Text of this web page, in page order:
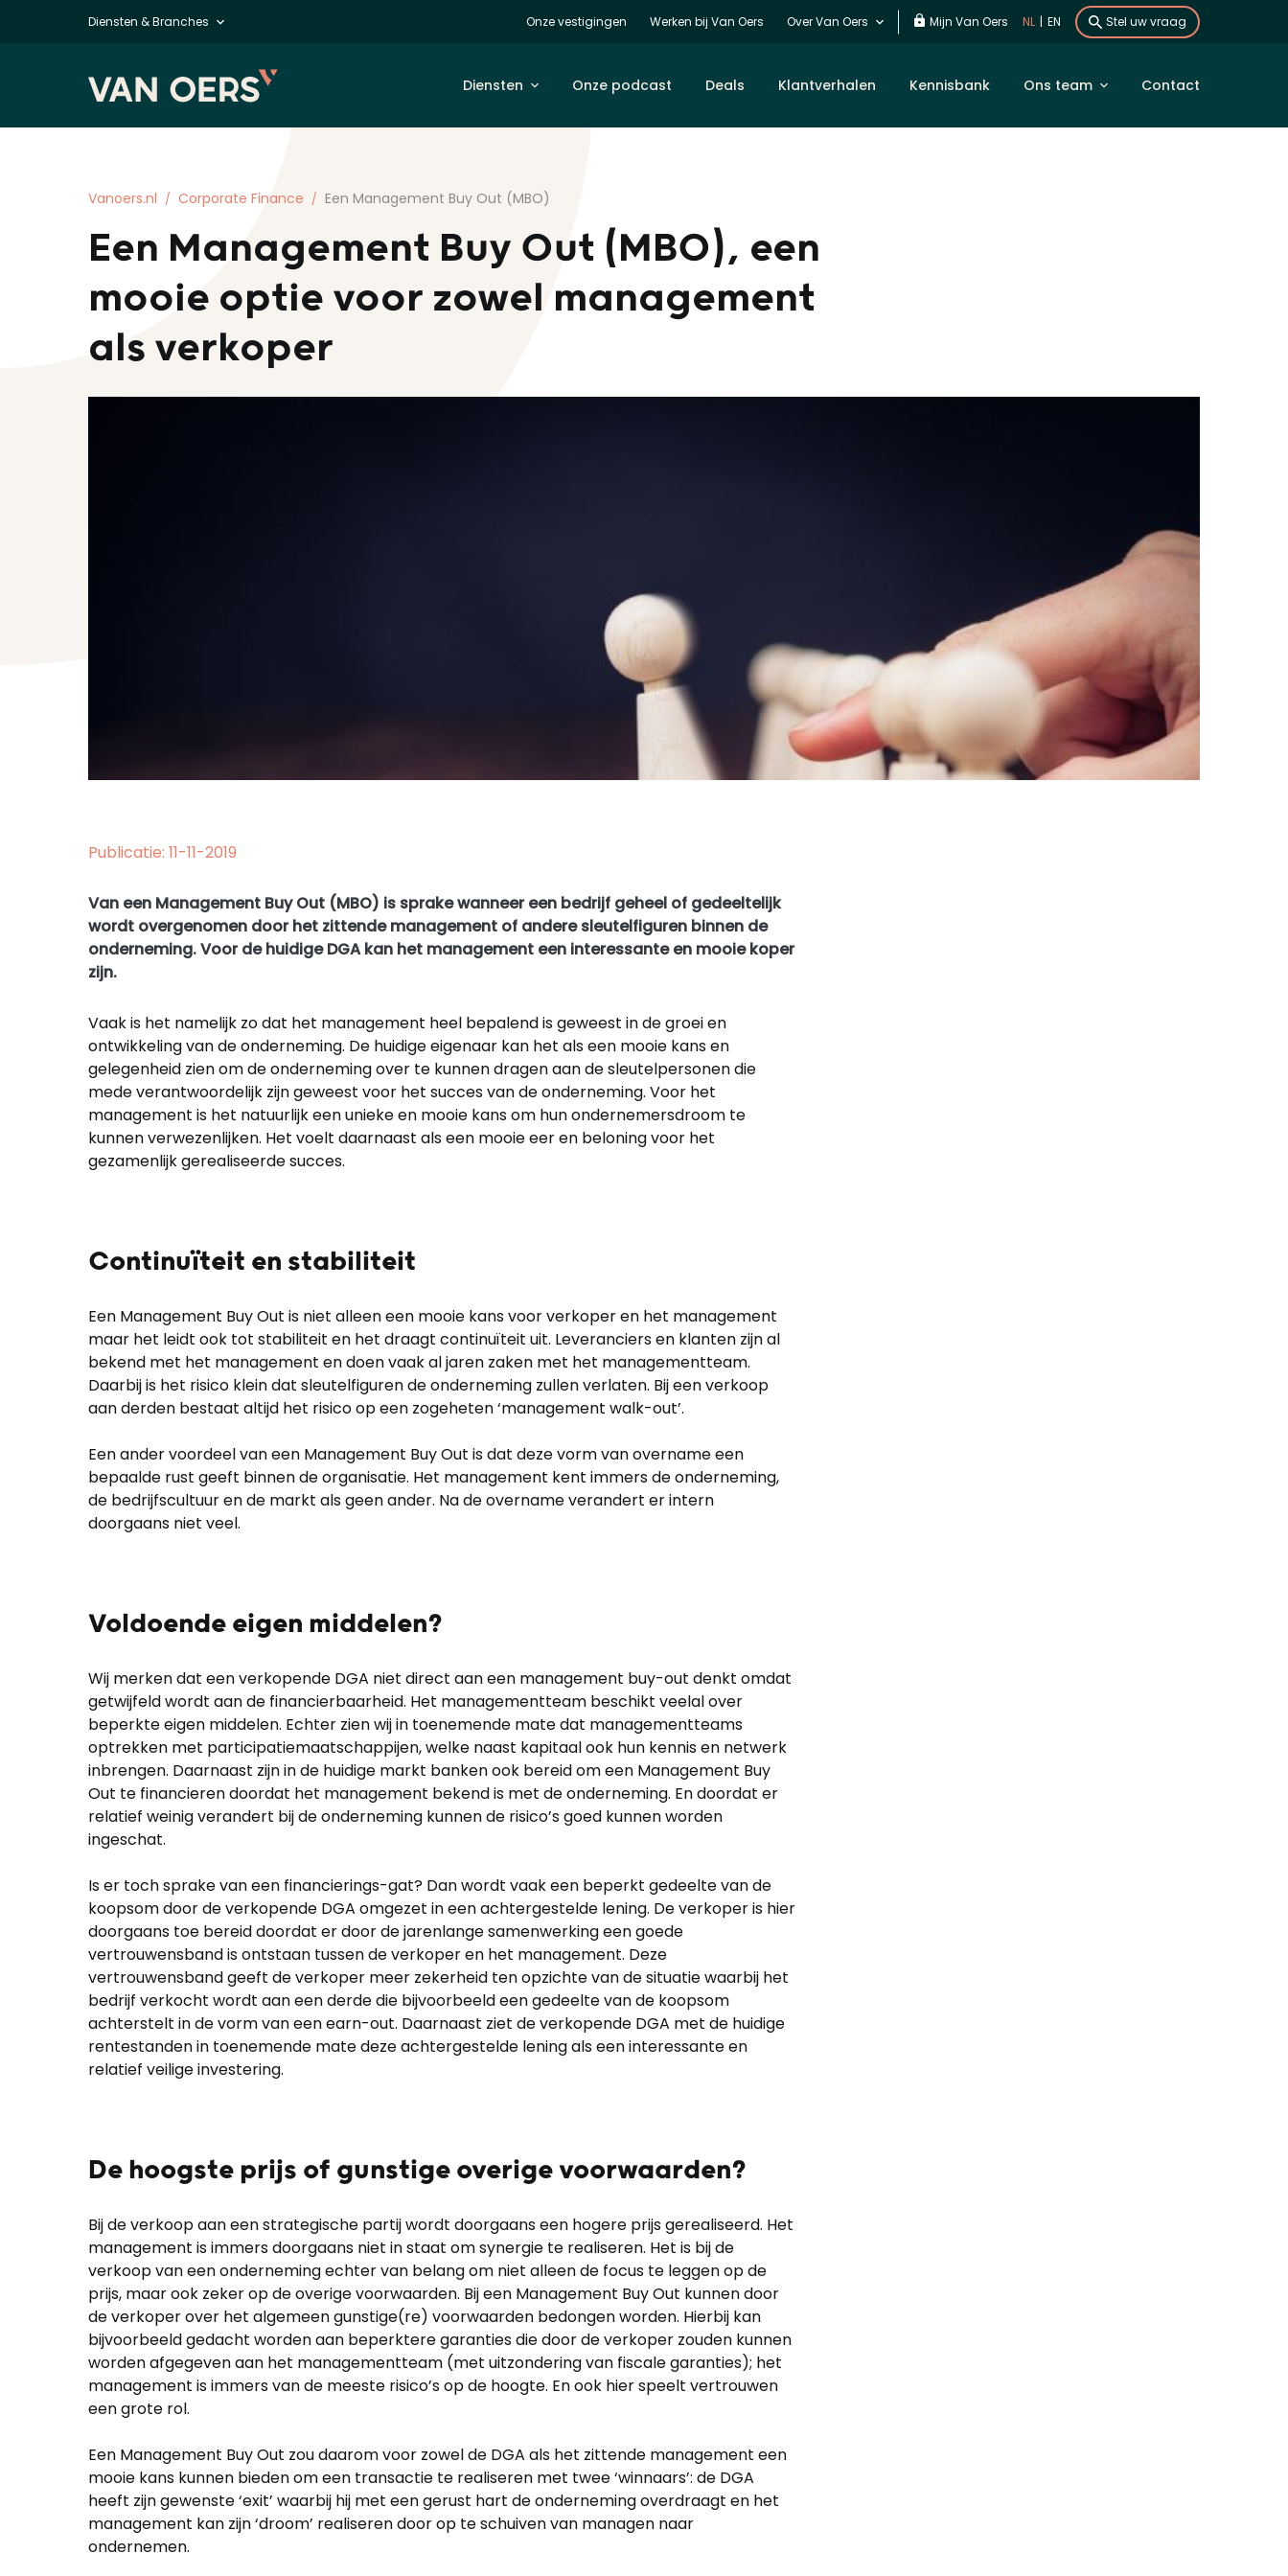
Diensten & Branches Onze vestigingen Werken bij Van Oers Over Van Oers Mijn Van Oers NL | EN Stel uw vraag
Diensten Onze podcast Deals Klantverhalen Kennisbank Ons team Contact
Vanoers.nl Corporate Finance Een Management Buy Out (MBO)
Een Management Buy Out (MBO), een
mooie optie voor zowel management
als verkoper
Publicatie: 11-11-2019
Van een Management Buy Out (MBO) is sprake wanneer een bedrijf geheel of gedeeltelijk
wordt overgenomen door het zittende management of andere sleutelfiguren binnen de
onderneming. Voor de huidige DGA kan het management een interessante en mooie koper
zijn.
Vaak is het namelijk zo dat het management heel bepalend is geweest in de groei en
ontwikkeling van de onderneming. De huidige eigenaar kan het als een mooie kans en
gelegenheid zien om de onderneming over te kunnen dragen aan de sleutelpersonen die
mede verantwoordelijk zijn geweest voor het succes van de onderneming. Voor het
management is het natuurlijk een unieke en mooie kans om hun ondernemersdroom te
kunnen verwezenlijken. Het voelt daarnaast als een mooie eer en beloning voor het
gezamenlijk gerealiseerde succes.
Continuïteit en stabiliteit
Een Management Buy Out is niet alleen een mooie kans voor verkoper en het management
maar het leidt ook tot stabiliteit en het draagt continuïteit uit. Leveranciers en klanten zijn al
bekend met het management en doen vaak al jaren zaken met het managementteam.
Daarbij is het risico klein dat sleutelfiguren de onderneming zullen verlaten. Bij een verkoop
aan derden bestaat altijd het risico op een zogeheten ‘management walk-out’.
Een ander voordeel van een Management Buy Out is dat deze vorm van overname een
bepaalde rust geeft binnen de organisatie. Het management kent immers de onderneming,
de bedrijfscultuur en de markt als geen ander. Na de overname verandert er intern
doorgaans niet veel.
Voldoende eigen middelen?
Wij merken dat een verkopende DGA niet direct aan een management buy-out denkt omdat
getwijfeld wordt aan de financierbaarheid. Het managementteam beschikt veelal over
beperkte eigen middelen. Echter zien wij in toenemende mate dat managementteams
optrekken met participatiemaatschappijen, welke naast kapitaal ook hun kennis en netwerk
inbrengen. Daarnaast zijn in de huidige markt banken ook bereid om een Management Buy
Out te financieren doordat het management bekend is met de onderneming. En doordat er
relatief weinig verandert bij de onderneming kunnen de risico’s goed kunnen worden
ingeschat.
Is er toch sprake van een financierings-gat? Dan wordt vaak een beperkt gedeelte van de
koopsom door de verkopende DGA omgezet in een achtergestelde lening. De verkoper is hier
doorgaans toe bereid doordat er door de jarenlange samenwerking een goede
vertrouwensband is ontstaan tussen de verkoper en het management. Deze
vertrouwensband geeft de verkoper meer zekerheid ten opzichte van de situatie waarbij het
bedrijf verkocht wordt aan een derde die bijvoorbeeld een gedeelte van de koopsom
achterstelt in de vorm van een earn-out. Daarnaast ziet de verkopende DGA met de huidige
rentestanden in toenemende mate deze achtergestelde lening als een interessante en
relatief veilige investering.
De hoogste prijs of gunstige overige voorwaarden?
Bij de verkoop aan een strategische partij wordt doorgaans een hogere prijs gerealiseerd. Het
management is immers doorgaans niet in staat om synergie te realiseren. Het is bij de
verkoop van een onderneming echter van belang om niet alleen de focus te leggen op de
prijs, maar ook zeker op de overige voorwaarden. Bij een Management Buy Out kunnen door
de verkoper over het algemeen gunstige(re) voorwaarden bedongen worden. Hierbij kan
bijvoorbeeld gedacht worden aan beperktere garanties die door de verkoper zouden kunnen
worden afgegeven aan het managementteam (met uitzondering van fiscale garanties); het
management is immers van de meeste risico’s op de hoogte. En ook hier speelt vertrouwen
een grote rol.
Een Management Buy Out zou daarom voor zowel de DGA als het zittende management een
mooie kans kunnen bieden om een transactie te realiseren met twee ‘winnaars’: de DGA
heeft zijn gewenste ‘exit’ waarbij hij met een gerust hart de onderneming overdraagt en het
management kan zijn ‘droom’ realiseren door op te schuiven van managen naar
ondernemen.